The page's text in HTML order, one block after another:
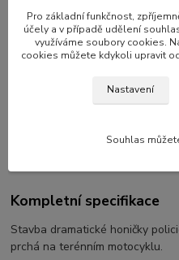
k odeslání následující pracovní
Přidat do
Kompletní specifikace
Stavba dramatické honičky
prchá na terénním motocyklu.
Pro základní funkčnost,
účely a v případě udělení
využíváme soubory cookies.
cookies můžete kdykoli upravit
Nastavení
Souhlas